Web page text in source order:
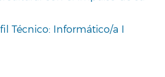
Técnico: Informático/a I